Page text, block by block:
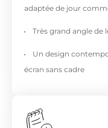
adaptée de jour
Très grand angle de
Un design
écran sans cadre